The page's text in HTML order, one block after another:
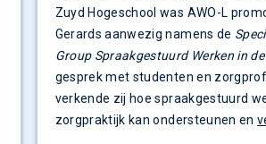
Zuyd Hogeschool was AWO-L
Gerards aanwezig namens de
Group Spraakgestuurd Werken in
gesprek met studenten en
verkende zij hoe spraakgestuurd
zorgpraktijk kan ondersteunen en